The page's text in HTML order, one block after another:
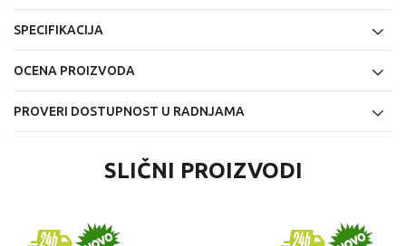
SPECIFIKACIJA
OCENA PROIZVODA
PROVERI DOSTUPNOST U RADNJAMA
SLIČNI PROIZVODI